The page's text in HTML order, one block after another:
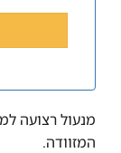
+972
מנעול רצועה
המזוודה.